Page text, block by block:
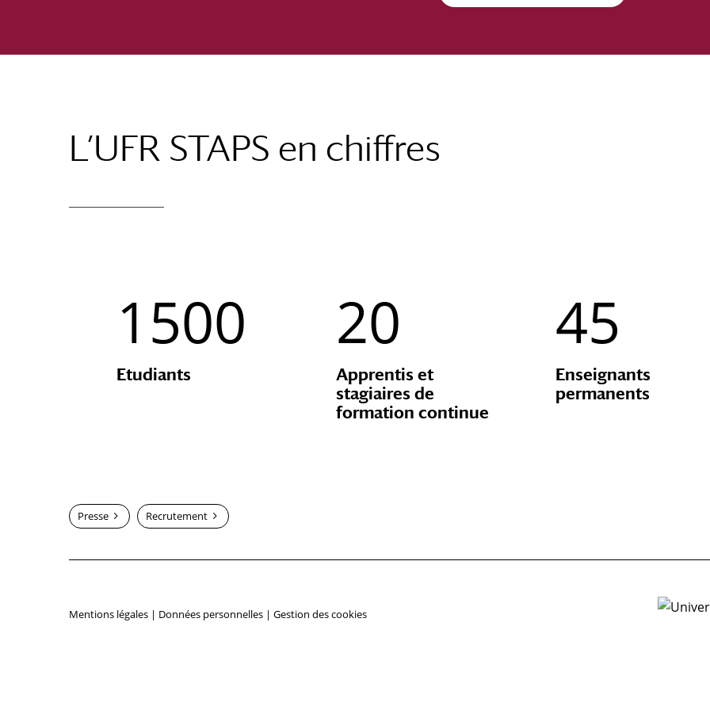
L’UFR STAPS en chiffres
1500
Etudiants
20
Apprentis et
stagiaires de
formation continue
45
Enseignants
permanents
Presse Recrutement
Mentions légales | Données personnelles | Gestion des cookies